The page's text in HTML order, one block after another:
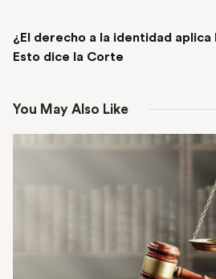
¿El derecho a la identidad aplica
Esto dice la Corte
You May Also Like